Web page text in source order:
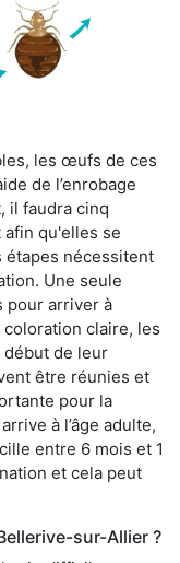
les œufs de ces
de l’enrobage
il faudra cinq
qu'elles se
étapes nécessitent
Une seule
pour arriver à
claire, les
de leur
être réunies et
pour la
à l’âge adulte,
entre 6 mois et 1
et cela peut
sur-Allier ?